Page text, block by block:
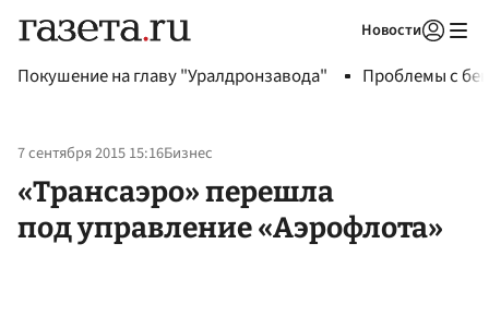
Новости
Покушение на главу "Уралдронзавода" Проблемы с
7 сентября 2015 15:16Бизнес
«Трансаэро» перешла
под управление «Аэрофлота»